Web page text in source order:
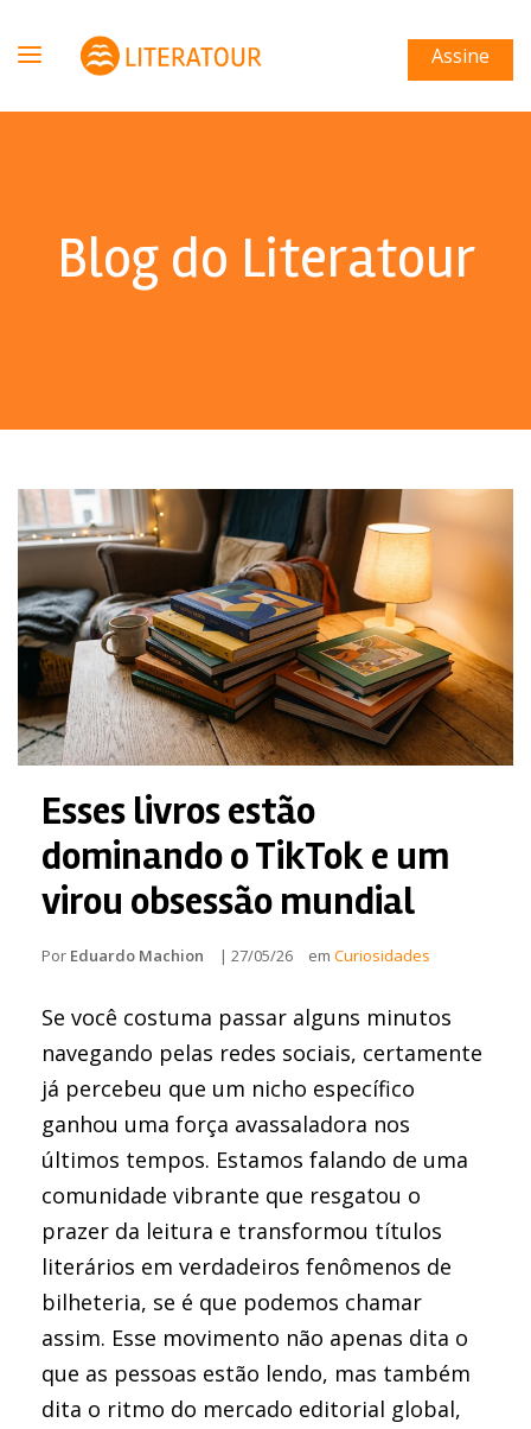
Assine
Blog do Literatour
Esses livros estão
dominando o TikTok e um
virou obsessão mundial
Por Eduardo Machion | 27/05/26 em Curiosidades
Se você costuma passar alguns minutos
navegando pelas redes sociais, certamente
já percebeu que um nicho específico
ganhou uma força avassaladora nos
últimos tempos. Estamos falando de uma
comunidade vibrante que resgatou o
prazer da leitura e transformou títulos
literários em verdadeiros fenômenos de
bilheteria, se é que podemos chamar
assim. Esse movimento não apenas dita o
que as pessoas estão lendo, mas também
dita o ritmo do mercado editorial global,